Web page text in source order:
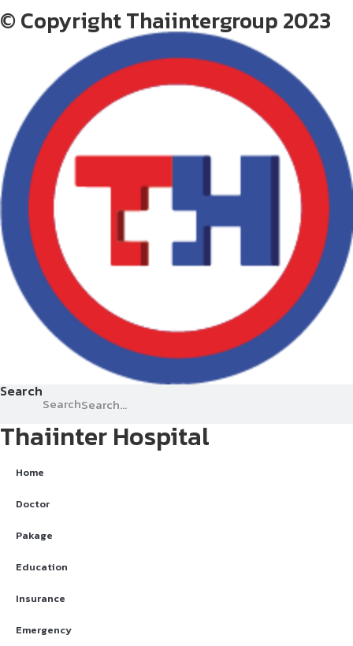
© Copyright Thaiintergroup 2023
Search
Search
Thaiinter Hospital
Home
Doctor
Pakage
Education
Insurance
Emergency